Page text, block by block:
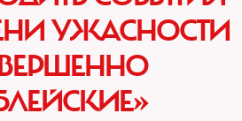
УЖАСНОСТИ